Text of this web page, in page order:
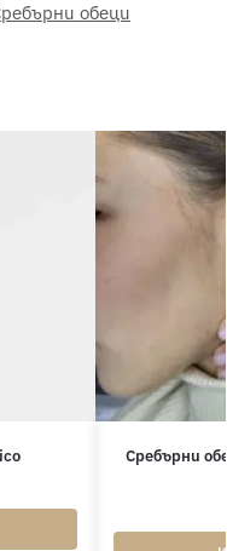
обеци
Сребърни